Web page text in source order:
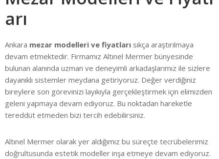
arı
Ankara mezar modelleri ve fiyatları sıkça araştırılmaya
devam etmektedir. Firmamız Altınel Mermer bünyesinde
bulunan alanında uzman ve deneyimli arkadaşlarımız ile sizlere
dayanıklı sistemler meydana getiriyoruz. Değer verdiğiniz
bireylere son görevinizi layıkıyla gerçekleştirmek için elimizden
geleni yapmaya devam ediyoruz. Bu noktadan hareketle
tereddüt etmeden bizi tercih edebilirsiniz.
Altınel Mermer olarak yer aldığımız bu süreçte tecrübelerimiz
doğrultusunda estetik modeller inşa etmeye devam ediyoruz.